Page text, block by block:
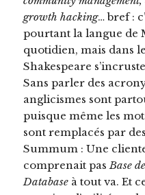
growth hacking… bref :
pourtant la langue de
quotidien, mais dans
Shakespeare
Sans parler des
anglicismes sont
puisque même les
sont remplacés par
Summum : Une
comprenait pasBase
Database à tout va. Et